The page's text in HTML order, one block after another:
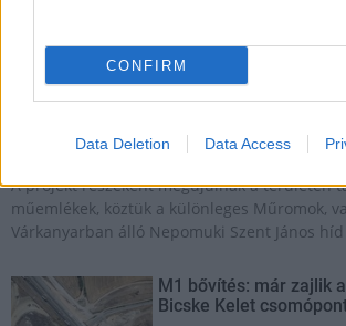
CONFIRM
Data Deletion Data Access
megújul a tatai Angolkert
A projekt részeként megújulnak a területen
műemlékek, köztük a különleges Műromok,
Várkanyarban álló Nepomuki Szent János híd
M1 bővítés: már zajlik
Bicske Kelet